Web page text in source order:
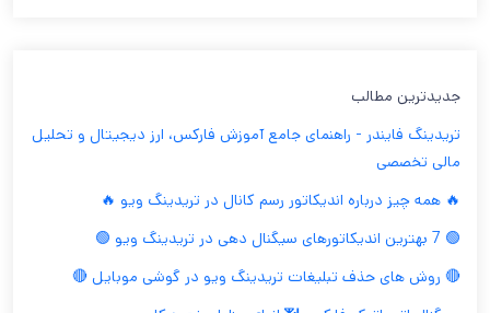
جدیدترین مطالب
تریدینگ فایندر - راهنمای جامع آموزش فارکس، ارز دیجیتال و تحلیل
مالی تخصصی
🔥 همه چیز درباره اندیکاتور رسم کانال در تریدینگ ویو 🔥
🟢 7 بهترین اندیکاتورهای سیگنال دهی در تریدینگ ویو 🟢
🔴 روش های حذف تبلیغات تریدینگ ویو در گوشی موبایل 🔴